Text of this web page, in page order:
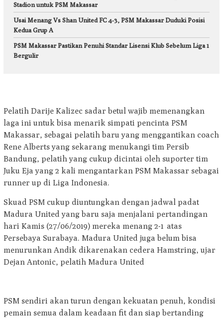
Stadion untuk PSM Makassar
Usai Menang Vs Shan United FC 4-3, PSM Makassar Duduki Posisi
Kedua Grup A
PSM Makassar Pastikan Penuhi Standar Lisensi Klub Sebelum Liga 1
Bergulir
Pelatih Darije Kalizec sadar betul wajib memenangkan
laga ini untuk bisa menarik simpati pencinta PSM
Makassar, sebagai pelatih baru yang menggantikan coach
Rene Alberts yang sekarang menukangi tim Persib
Bandung, pelatih yang cukup dicintai oleh suporter tim
Juku Eja yang 2 kali mengantarkan PSM Makassar sebagai
runner up di Liga Indonesia.
Skuad PSM cukup diuntungkan dengan jadwal padat
Madura United yang baru saja menjalani pertandingan
hari Kamis (27/06/2019) mereka menang 2-1 atas
Persebaya Surabaya. Madura United juga belum bisa
menurunkan Andik dikarenakan cedera Hamstring, ujar
Dejan Antonic, pelatih Madura United
PSM sendiri akan turun dengan kekuatan penuh, kondisi
pemain semua dalam keadaan fit dan siap bertanding